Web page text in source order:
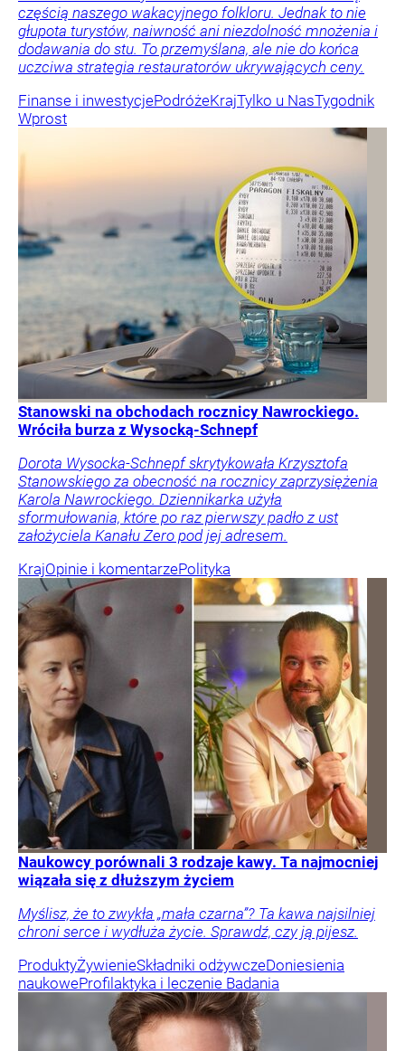
częścią naszego wakacyjnego folkloru. Jednak to nie
głupota turystów, naiwność ani niezdolność mnożenia i
dodawania do stu. To przemyślana, ale nie do końca
uczciwa strategia restauratorów ukrywających ceny.
Finanse i inwestycjePodróżeKrajTylko u NasTygodnik
Wprost
Stanowski na obchodach rocznicy Nawrockiego.
Wróciła burza z Wysocką-Schnepf
Dorota Wysocka-Schnepf skrytykowała Krzysztofa
Stanowskiego za obecność na rocznicy zaprzysiężenia
Karola Nawrockiego. Dziennikarka użyła
sformułowania, które po raz pierwszy padło z ust
założyciela Kanału Zero pod jej adresem.
KrajOpinie i komentarzePolityka
Naukowcy porównali 3 rodzaje kawy. Ta najmocniej
wiązała się z dłuższym życiem
Myślisz, że to zwykła „mała czarna”? Ta kawa najsilniej
chroni serce i wydłuża życie. Sprawdź, czy ją pijesz.
ProduktyŻywienieSkładniki odżywczeDoniesienia
naukoweProfilaktyka i leczenie Badania